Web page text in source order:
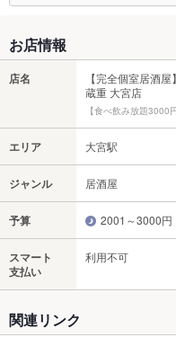
お店情報
店名
【完全個室居酒
蔵重 大宮店
【食べ飲み放題3000
エリア 大宮駅
ジャンル 居酒屋
予算 2001～3000円
スマート
支払い
利用不可
関連リンク